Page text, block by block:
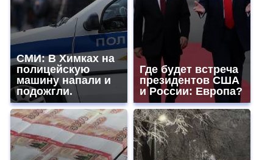
СМИ: В Химках на
полицейскую
машину напали и
подожгли.
Где будет встреча
президентов США
и России: Европа?